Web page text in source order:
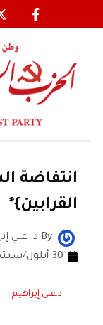
انتفاضة
القرابين}*
By د. علي
30 أيلول/سبتمبر 2025
د.علي إبراهيم